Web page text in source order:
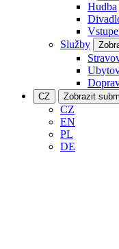
Hudba
Služby
CZ Zobrazit
CZ
EN
PL
DE